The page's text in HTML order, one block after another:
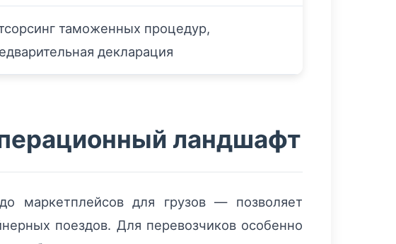
таможенных процедур,
декларация
ландшафт
маркетплейсов для грузов — позволяет
поездов. Для перевозчиков особенно